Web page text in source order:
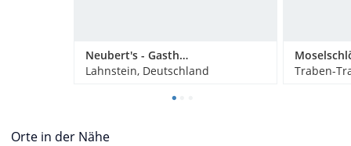
Neubert's - Gasthaus am Rhein
Lahnstein, Deutschland
Traben-
Orte in der Nähe